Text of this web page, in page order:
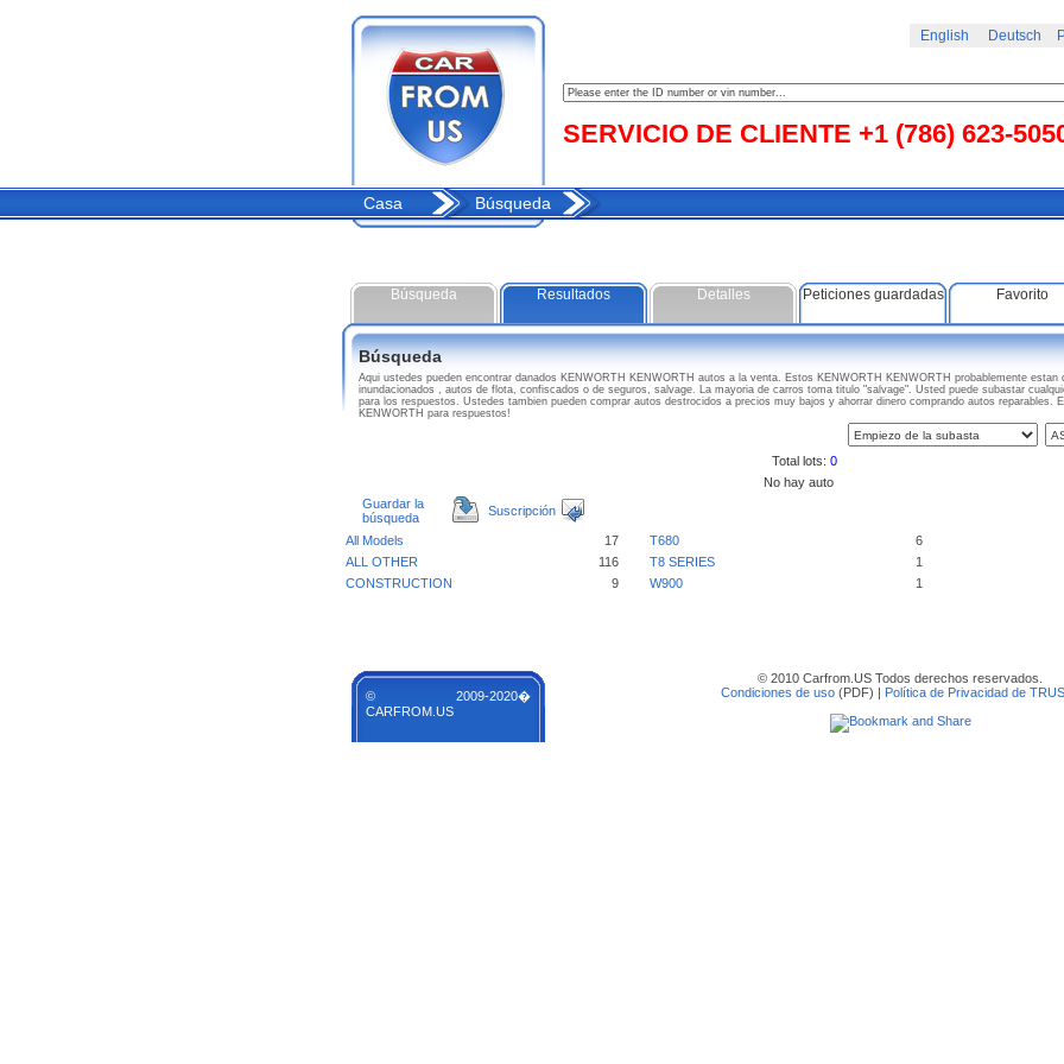
English Deutsch
SERVICIO DE CLIENTE +1 (786) 623-
Casa Búsqueda
Búsqueda Resultados Detalles Peticiones guardadas Favorito
Búsqueda
Aqui ustedes pueden encontrar danados KENWORTH KENWORTH autos a la venta. Estos KENWORTH KENWORTH probablemente estan
inundacionados , autos de flota, confiscados o de seguros, salvage. La mayoria de carros toma titulo "salvage". Usted puede subastar
para los respuestos. Ustedes tambien pueden comprar autos destrocidos a precios muy bajos y ahorrar dinero comprando autos reparables.
KENWORTH para respuestos!
Total lots: 0
No hay auto
Guardar la
búsqueda
Suscripción
All Models 17 T680
6
ALL OTHER
116 T8 SERIES
1
CONSTRUCTION
9 W900 1
© 2009-2020�
CARFROM.US
© 2010 Carfrom.US Todos derechos reservados.
Condiciones de uso (PDF) | Política de Privacidad de